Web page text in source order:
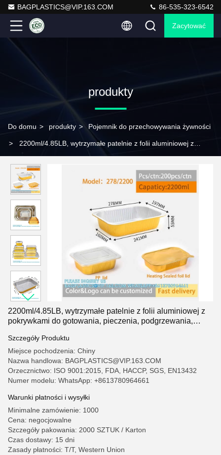
BAGPLASTICS@VIP.163.COM 86-535-323-6542
Zacytować
produkty
Do domu > produkty > Pojemnik do przechowywania żywności
> 2200ml/4.85LB, wytrzymałe patelnie z folii aluminiowej z
pieca, podlegające recyklingowi
2200ml/4.85LB, wytrzymałe patelnie z folii aluminiowej z
pokrywkami do gotowania, pieczenia, podgrzewania,
Szczegóły Produktu
Miejsce pochodzenia: Chiny
Nazwa handlowa: BAGPLASTICS@VIP.163.COM
Orzecznictwo: ISO 9001:2015, FDA, HACCP, SGS, EN13432
Numer modelu: WhatsApp: +8613780964661
Warunki płatności i wysyłki
Minimalne zamówienie: 1000
Cena: negocjowalne
Szczegóły pakowania: 2000 SZTUK / Karton
Czas dostawy: 15 dni
Zasady płatności: T/T, Western Union